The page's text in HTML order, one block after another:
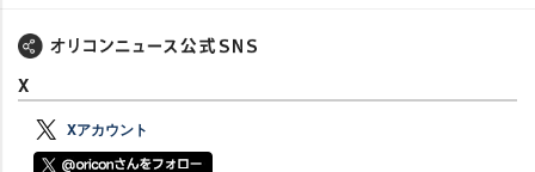
X
Xアカウント